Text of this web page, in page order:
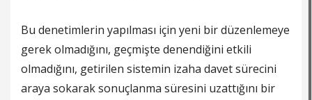
Bu denetimlerin yapılması için yeni bir düzenlemeye
gerek olmadığını, geçmişte denendiğini etkili
olmadığını, getirilen sistemin izaha davet sürecini
araya sokarak sonuçlanma süresini uzattığını bir